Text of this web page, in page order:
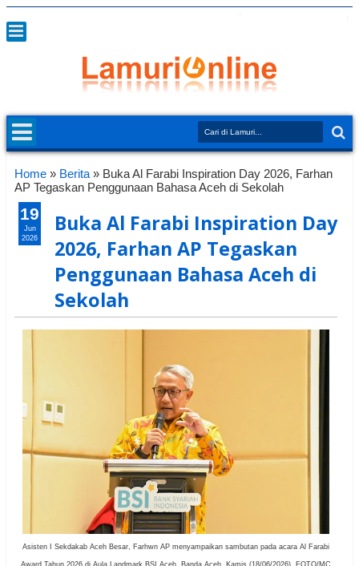
Home » Berita » Buka Al Farabi Inspiration Day 2026, Farhan
AP Tegaskan Penggunaan Bahasa Aceh di Sekolah
Buka Al Farabi Inspiration Day
2026, Farhan AP Tegaskan
Penggunaan Bahasa Aceh di
Sekolah
Asisten I Sekdakab Aceh Besar, Farhwn AP menyampaikan sambutan pada acara Al Farabi
Award Tahun 2026 di Aula Landmark BSI Aceh, Banda Aceh, Kamis (18/06/2026). FOTO/MC
19
Jun
2026